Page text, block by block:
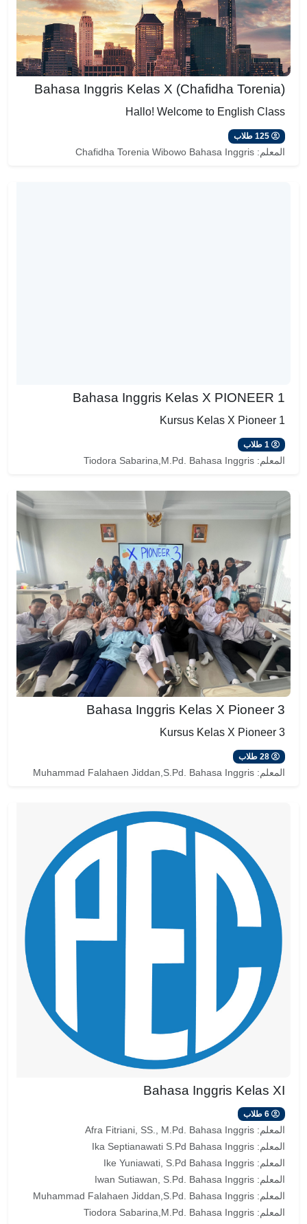
Bahasa Inggris Kelas X (Chafidha Torenia)
Hallo! Welcome to English Class
125 طلاب
المعلم: Chafidha Torenia Wibowo Bahasa Inggris
Bahasa Inggris Kelas X PIONEER 1
Kursus Kelas X Pioneer 1
1 طلاب
المعلم: Tiodora Sabarina,M.Pd. Bahasa Inggris
Bahasa Inggris Kelas X Pioneer 3
Kursus Kelas X Pioneer 3
28 طلاب
المعلم: Muhammad Falahaen Jiddan,S.Pd. Bahasa Inggris
Bahasa Inggris Kelas XI
6 طلاب
المعلم: Afra Fitriani, SS., M.Pd. Bahasa Inggris
المعلم: Ika Septianawati S.Pd Bahasa Inggris
المعلم: Ike Yuniawati, S.Pd Bahasa Inggris
المعلم: Iwan Sutiawan, S.Pd. Bahasa Inggris
المعلم: Muhammad Falahaen Jiddan,S.Pd. Bahasa Inggris
المعلم: Tiodora Sabarina,M.Pd. Bahasa Inggris